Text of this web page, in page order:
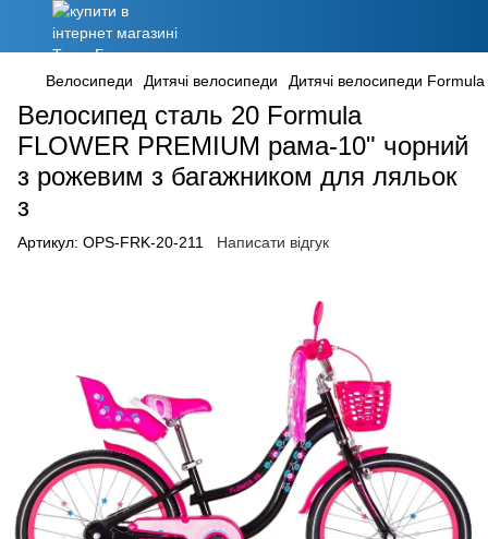
Велосипеди Дитячі велосипеди Дитячі велосипеди Formula
Велосипед сталь 20 Formula
FLOWER PREMIUM рама-10" чорний
з рожевим з багажником для ляльок
з
Артикул: OPS-FRK-20-211 Написати відгук